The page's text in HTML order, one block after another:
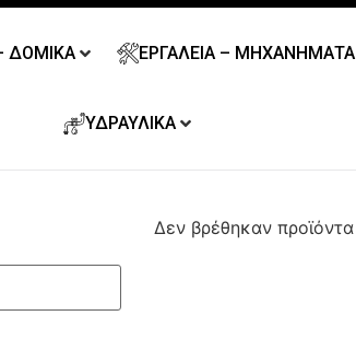
ΔΟΜΙΚΑ ΕΡΓΑΛΕΙΑ – ΜΗΧΑΝΗΜΑΤΑ
ΥΔΡΑΥΛΙΚΑ
Δεν βρέθηκαν προϊόντα